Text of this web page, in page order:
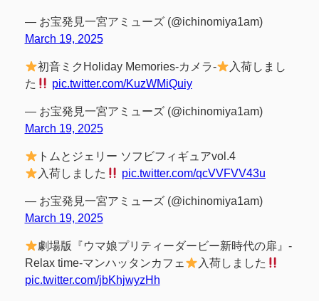
— お宝発見一宮アミューズ (@ichinomiya1am)
March 19, 2025
初音ミクHoliday Memories-カメラ-
入荷しまし
た
pic.twitter.com/KuzWMiQuiy
— お宝発見一宮アミューズ (@ichinomiya1am)
March 19, 2025
トムとジェリー ソフビフィギュアvol.4
入荷しました
pic.twitter.com/qcVVFVV43u
— お宝発見一宮アミューズ (@ichinomiya1am)
March 19, 2025
劇場版『ウマ娘プリティーダービー新時代の扉』-
Relax time-マンハッタンカフェ
入荷しました
pic.twitter.com/jbKhjwyzHh